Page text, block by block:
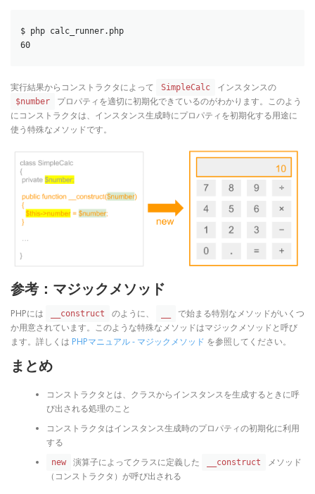
$ php calc_runner.php
60
実行結果からコンストラクタによって SimpleCalc インスタンスの
$number
プロパティを適切に初期化できているのがわかります。このよう
にコンストラクタは、インスタンス生成時にプロパティを初期化する用途に
使う特殊なメソッドです。
参考：マジックメソッド
PHPには __construct のように、
で始まる特別なメソッドがいくつ
か用意されています。このような特殊なメソッドはマジックメソッドと呼び
ます。詳しくは PHPマニュアル - マジックメソッド を参照してください。
まとめ
コンストラクタとは、クラスからインスタンスを生成するときに呼
び出される処理のこと
コンストラクタはインスタンス生成時のプロパティの初期化に利用
する
new 演算子によってクラスに定義した __construct
メソッド
（コンストラクタ）が呼び出される